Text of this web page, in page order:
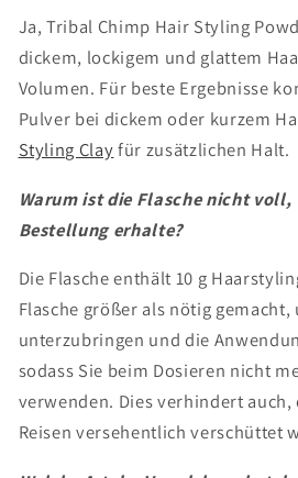
Ja, Tribal Chimp Hair Styling
dickem, lockigem und glattem
Volumen. Für beste Ergebnisse
Pulver bei dickem oder kurzem
Styling Clayfür zusätzlichen Halt.
Warum ist die Flasche nicht voll,
Bestellung erhalte?
Die Flasche enthält 10 g
Flasche größer als nötig
unterzubringen und die
sodass Sie beim Dosieren nicht
verwenden. Dies verhindert auch,
Reisen versehentlich verschüttet